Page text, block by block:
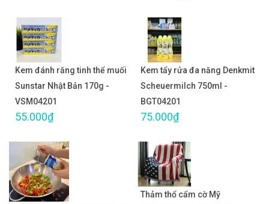
Kem đánh răng tinh thể muối
Sunstar Nhật Bản 170g -
VSM04201
55.000₫
Kem tẩy rửa đa năng Denkmit
Scheuermilch 750ml -
BGT04201
75.000₫
Thảm thổ cẩm cờ Mỹ